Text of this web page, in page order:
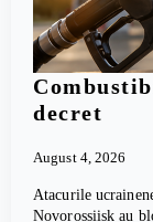
decret
August 4, 2026
Atacurile
Novorossiisk au